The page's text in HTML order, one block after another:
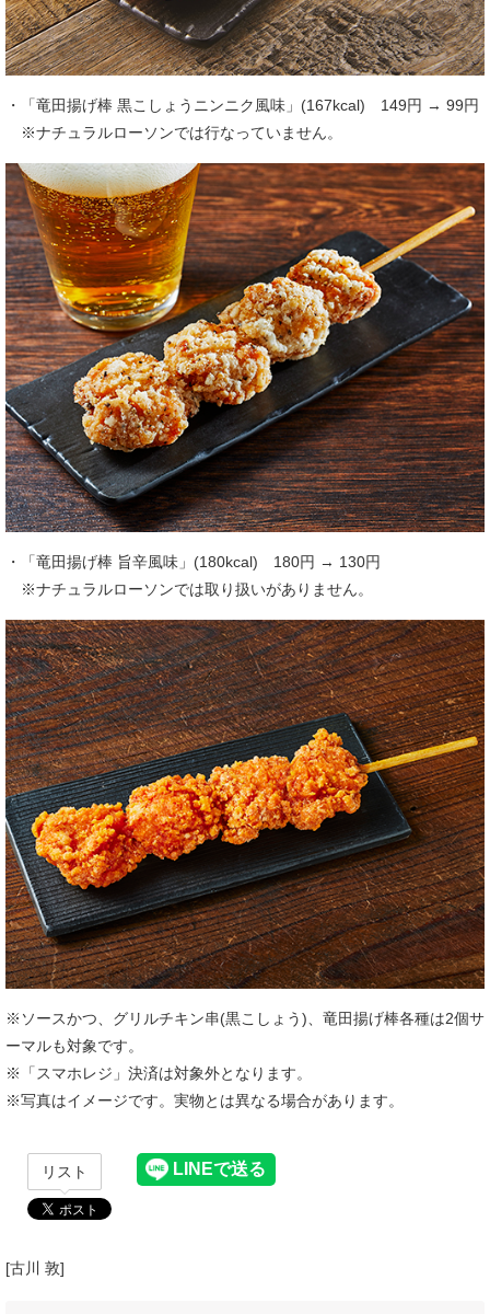
・「竜田揚げ棒 黒こしょうニンニク風味」(167kcal) 149円 → 99円
※ナチュラルローソンでは行なっていません。
・「竜田揚げ棒 旨辛風味」(180kcal) 180円 → 130円
※ナチュラルローソンでは取り扱いがありません。
※ソースかつ、グリルチキン串(黒こしょう)、竜田揚げ棒各種は2個サ
ーマルも対象です。
※「スマホレジ」決済は対象外となります。
※写真はイメージです。実物とは異なる場合があります。
リスト
[古川 敦]